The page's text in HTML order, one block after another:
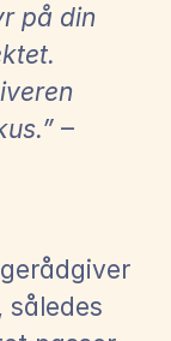
på din
–
således